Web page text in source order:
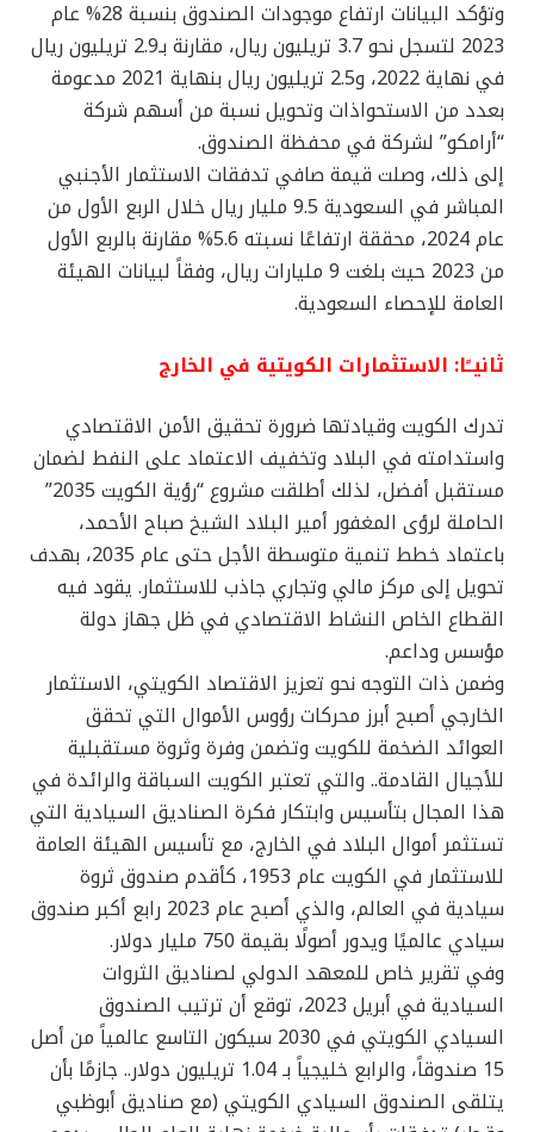
وتؤكد البيانات ارتفاع موجودات الصندوق بنسبة 28% عام
2023 لتسجل نحو 3.7 تريليون ريال، مقارنة بـ2.9 تريليون ريال
في نهاية 2022، و2.5 تريليون ريال بنهاية 2021 مدعومة
بعدد من الاستحواذات وتحويل نسبة من أسهم شركة
“أرامكو” لشركة في محفظة الصندوق.
إلى ذلك، وصلت قيمة صافي تدفقات الاستثمار الأجنبي
المباشر في السعودية 9.5 مليار ريال خلال الربع الأول من
عام 2024، محققة ارتفاعًا نسبته 5.6% مقارنة بالربع الأول
من 2023 حيث بلغت 9 مليارات ريال، وفقاً لبيانات الهيئة
العامة للإحصاء السعودية.
ثانيــًا: الاستثمارات الكويتية في الخارج
تدرك الكويت وقيادتها ضرورة تحقيق الأمن الاقتصادي
واستدامته في البلاد وتخفيف الاعتماد على النفط لضمان
مستقبل أفضل، لذلك أطلقت مشروع “رؤية الكويت 2035”
الحاملة لرؤى المغفور أمير البلاد الشيخ صباح الأحمد،
باعتماد خطط تنمية متوسطة الأجل حتى عام 2035، بهدف
تحويل إلى مركز مالي وتجاري جاذب للاستثمار. يقود فيه
القطاع الخاص النشاط الاقتصادي في ظل جهاز دولة
مؤسس وداعم.
وضمن ذات التوجه نحو تعزيز الاقتصاد الكويتي، الاستثمار
الخارجي أصبح أبرز محركات رؤوس الأموال التي تحقق
العوائد الضخمة للكويت وتضمن وفرة وثروة مستقبلية
للأجيال القادمة.. والتي تعتبر الكويت السباقة والرائدة في
هذا المجال بتأسيس وابتكار فكرة الصناديق السيادية التي
تستثمر أموال البلاد في الخارج، مع تأسيس الهيئة العامة
للاستثمار في الكويت عام 1953، كأقدم صندوق ثروة
سيادية في العالم، والذي أصبح عام 2023 رابع أكبر صندوق
سيادي عالميًا ويدور أصولًا بقيمة 750 مليار دولار.
وفي تقرير خاص للمعهد الدولي لصناديق الثروات
السيادية في أبريل 2023، توقع أن ترتيب الصندوق
السيادي الكويتي في 2030 سيكون التاسع عالمياً من أصل
15 صندوقاً، والرابع خليجياً بـ 1.04 تريليون دولار.. جازمًا بأن
يتلقى الصندوق السيادي الكويتي (مع صناديق أبوظبي